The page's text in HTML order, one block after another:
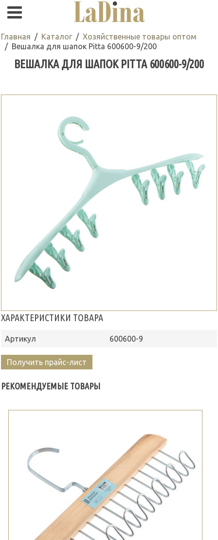
Главная Каталог
Хозяйственные товары оптом
Вешалка для шапок Pitta 600600-9/200
ВЕШАЛКА ДЛЯ ШАПОК PITTA 600600-9/200
ХАРАКТЕРИСТИКИ ТОВАРА
Артикул 600600-9
Получить прайс-лист
РЕКОМЕНДУЕМЫЕ ТОВАРЫ